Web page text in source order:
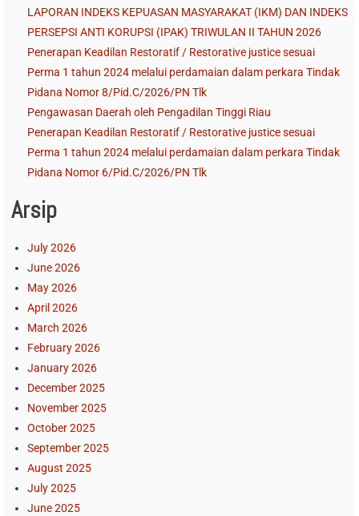
LAPORAN INDEKS KEPUASAN MASYARAKAT (IKM) DAN INDEKS
PERSEPSI ANTI KORUPSI (IPAK) TRIWULAN II TAHUN 2026
Penerapan Keadilan Restoratif / Restorative justice sesuai
Perma 1 tahun 2024 melalui perdamaian dalam perkara Tindak
Pidana Nomor 8/Pid.C/2026/PN Tlk
Pengawasan Daerah oleh Pengadilan Tinggi Riau
Penerapan Keadilan Restoratif / Restorative justice sesuai
Perma 1 tahun 2024 melalui perdamaian dalam perkara Tindak
Pidana Nomor 6/Pid.C/2026/PN Tlk
Arsip
July 2026
June 2026
May 2026
April 2026
March 2026
February 2026
January 2026
December 2025
November 2025
October 2025
September 2025
August 2025
July 2025
June 2025